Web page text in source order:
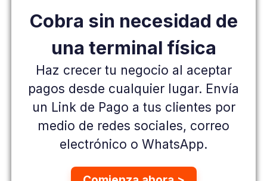
Cobra sin necesidad de
una terminal física
Haz crecer tu negocio al aceptar
pagos desde cualquier lugar. Envía
un Link de Pago a tus clientes por
medio de redes sociales, correo
electrónico o WhatsApp.